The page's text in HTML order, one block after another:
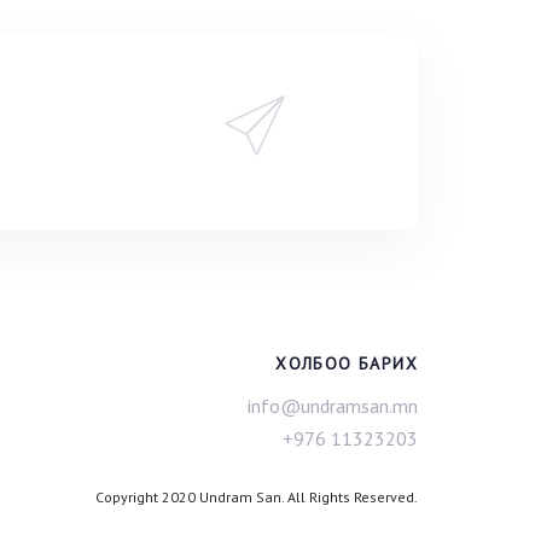
ХОЛБОО БАРИХ
info@undramsan.mn
+976 11323203
Copyright 2020 Undram San. All Rights Reserved.